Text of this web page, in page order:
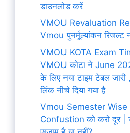
डाउनलोड करें
VMOU Revaluation
Vmou पुनर्मूल्यांकन रिजल्ट
VMOU KOTA Exam
VMOU कोटा ने June
के लिए नया टाइम टेबल
लिंक नीचे दिया गया है
Vmou Semester Wise
Confustion को करो दूर |